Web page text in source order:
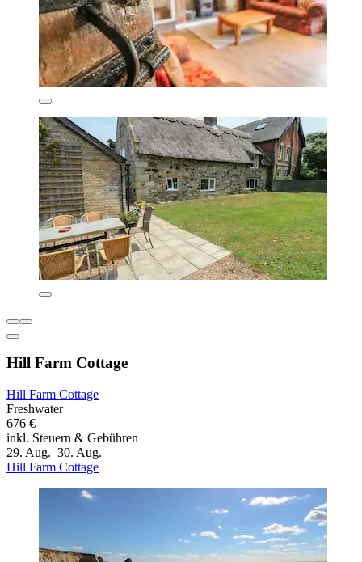
Hill Farm Cottage
Hill Farm Cottage
Freshwater
676 €
inkl. Steuern & Gebühren
29. Aug.–30. Aug.
Hill Farm Cottage